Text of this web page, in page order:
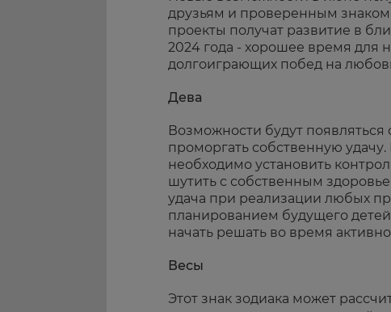
друзьям и проверенным
проекты получат развитие в
2024 года - хорошее время для
долгоиграющих побед на
Дева
Возможности будут появляться
проморгать собственную
необходимо установить
шутить с собственным
удача при реализации любых
планированием будущего
начать решать во время
Весы
Этот знак зодиака может